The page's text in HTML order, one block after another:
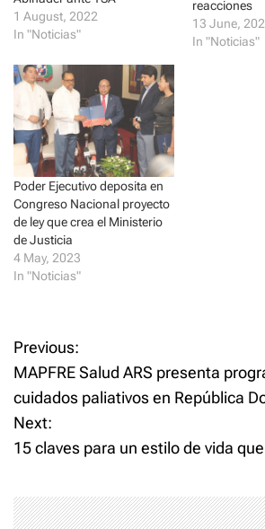
O
p
e
n
i
n
n
e
w
w
i
n
d
o
w
(
O
s
n
n
e
w
w
i
n
d
o
w
)
1 August, 2022
In "Noticias"
reacciones
13 June,
In "Noticias"
Poder Ejecutivo deposita en
Congreso Nacional proyecto
de ley que crea el Ministerio
de Justicia
4 May, 2023
In "Noticias"
P
o
s
n
Previous:
MAPFRE Salud ARS presenta
cuidados paliativos en República
Next:
15 claves para un estilo de vida